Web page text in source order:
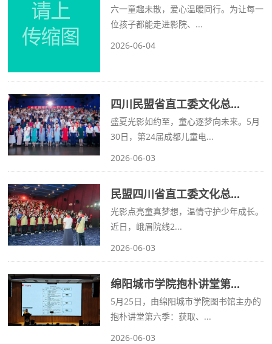
六一童趣未散，爱心温暖同行。为让每一
位孩子都能走进影院、...
2026-06-04
四川民盟省直工委文化总...
盛夏光影如约至，童心逐梦向未来。5月
30日，第24届成都儿童电...
2026-06-03
民盟四川省直工委文化总...
光影点亮童真梦想，温情守护少年成长。
近日，峨眉院线2...
2026-06-03
绵阳城市学院抱朴讲堂第...
5月25日，由绵阳城市学院图书馆主办的
抱朴讲堂第六季：获取、...
2026-06-03